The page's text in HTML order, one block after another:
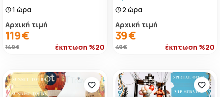
1 ώρα
Αρχική τιμή
119 €
149 € έκπτωση %20
2 ώρα
Αρχική τιμή
39 €
49 € έκπτωση %20